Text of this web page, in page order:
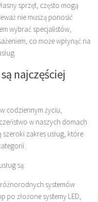
sprzęt, często mogą
nie muszą ponosić
wybrać specjalistów,
co może wpłynąć na
najczęściej
codziennym życiu,
w naszych domach
zakres usług, które
są:
systemów
po złożone systemy LED,